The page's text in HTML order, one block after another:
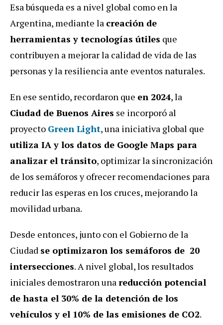
Esa búsqueda es a nivel global como en la
Argentina, mediante la creación de
herramientas y tecnologías útiles que
contribuyen a mejorar la calidad de vida de las
personas y la resiliencia ante eventos naturales.
En ese sentido, recordaron que en 2024, la
Ciudad de Buenos Aires se incorporó al
proyecto Green Light,una iniciativa global que
utiliza IA y los datos de Google Maps para
analizar el tránsito, optimizar la sincronización
de los semáforos y ofrecer recomendaciones para
reducir las esperas en los cruces, mejorando la
movilidad urbana.
Desde entonces, junto con el Gobierno de la
Ciudad se optimizaron los semáforos de 20
intersecciones. A nivel global, los resultados
iniciales demostraron una reducción potencial
de hasta el 30% de la detención de los
vehículos y el 10% de las emisiones de CO2.